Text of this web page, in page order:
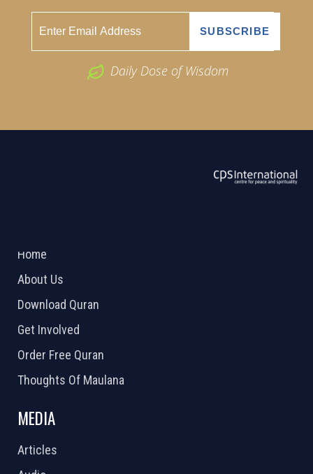
Daily Dose of Wisdom
Home
About Us
Download Quran
Get Involved
Order Free Quran
Thoughts Of Maulana
MEDIA
Articles